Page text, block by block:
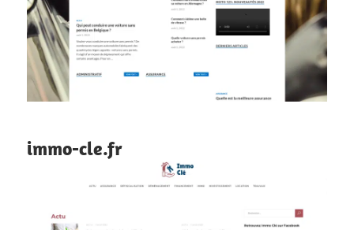
immo-cle.fr